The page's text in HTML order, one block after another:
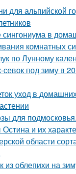
для альпийской
в
комнатных
по Лунному
севок под зиму в
уход в
для
и их
области
из облепихи на